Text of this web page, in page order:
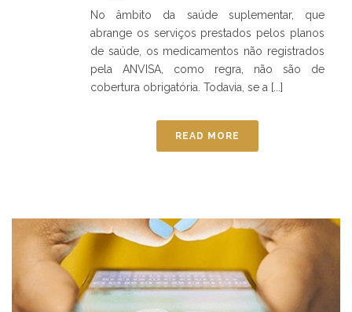
No âmbito da saúde suplementar, que
abrange os serviços prestados pelos planos
de saúde, os medicamentos não registrados
pela ANVISA, como regra, não são de
cobertura obrigatória. Todavia, se a [...]
READ MORE